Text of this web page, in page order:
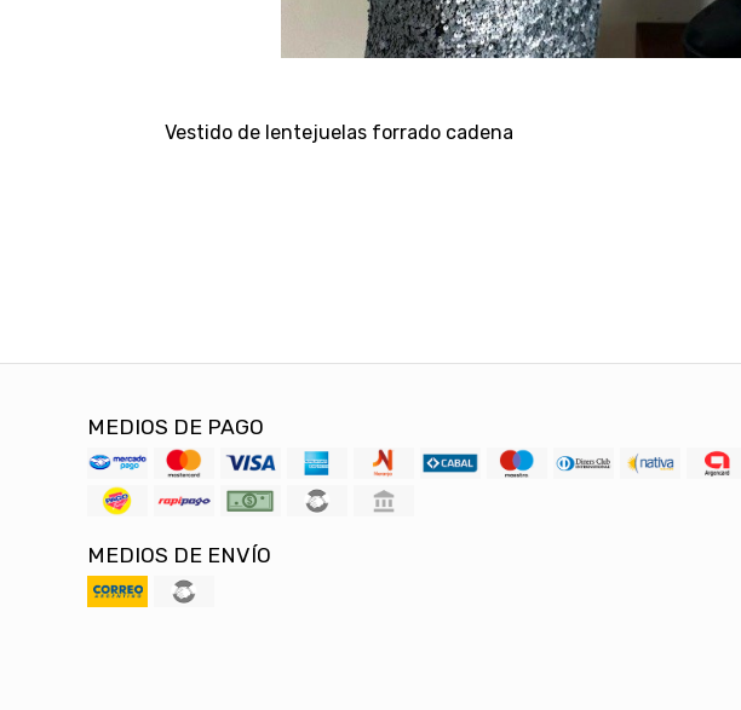
Vestido de lentejuelas forrado cadena
MEDIOS DE PAGO
MEDIOS DE ENVÍO